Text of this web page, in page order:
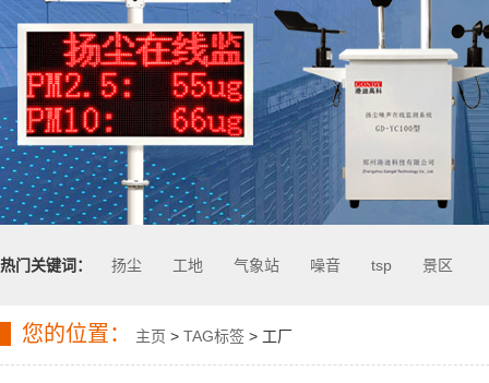
热门关键词： 扬尘 工地 气象站 噪音 tsp 景区
您的位置： 主页 > TAG标签 > 工厂